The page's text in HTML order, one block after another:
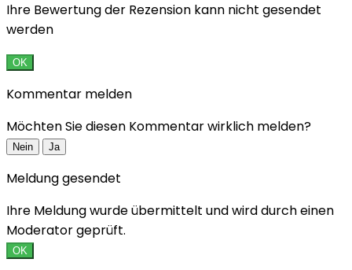
Ihre Bewertung der Rezension kann nicht gesendet
werden
OK
Kommentar melden
Möchten Sie diesen Kommentar wirklich melden?
Nein Ja
Meldung gesendet
Ihre Meldung wurde übermittelt und wird durch einen
Moderator geprüft.
OK